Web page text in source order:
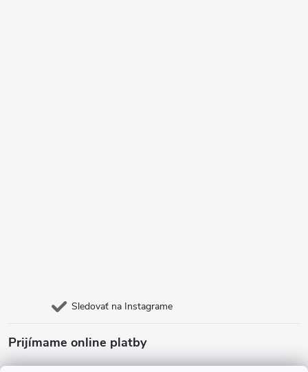
Sledovať na Instagrame
Prijímame online platby